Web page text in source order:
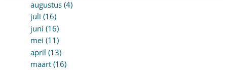
augustus (4)
juli (16)
juni (16)
mei (11)
april (13)
maart (16)